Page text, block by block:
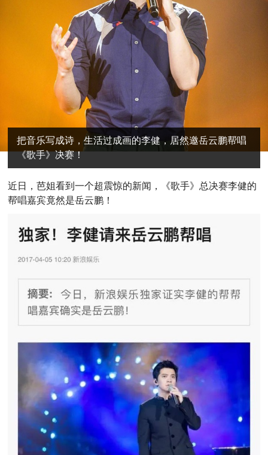
把音乐写成诗，生活过成画的李健，居然邀岳云鹏帮唱
《歌手》决赛！
近 日，芭姐看到一个超震惊的新闻，《歌手》总决赛李健的
帮唱嘉宾竟然是岳云鹏！